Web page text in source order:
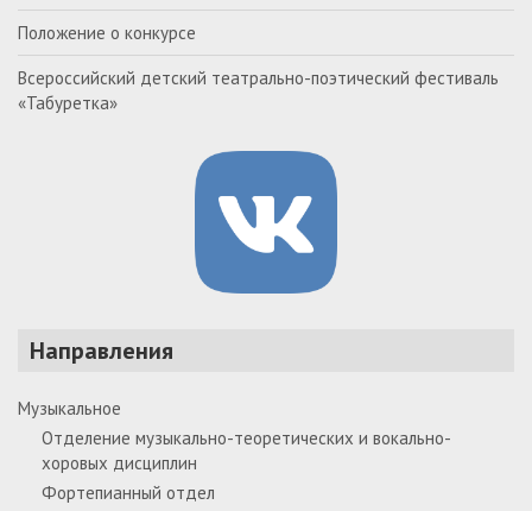
Положение о конкурсе
Всероссийский детский театрально-поэтический фестиваль
«Табуретка»
Направления
Музыкальное
Отделение музыкально-теоретических и вокально-
хоровых дисциплин
Фортепианный отдел